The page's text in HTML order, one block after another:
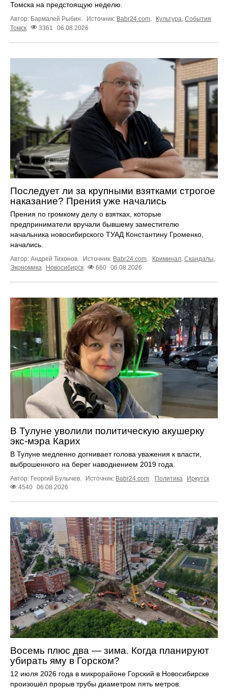
Томска на предстоящую неделю.
Автор: Бармалей Рыбин. Источник: Babr24.com. Культура, События
Томск
3361 06.08.2026
Последует ли за крупными взятками строгое
наказание? Прения уже начались
Прения по громкому делу о взятках, которые
предприниматели вручали бывшему заместителю
начальника новосибирского ТУАД Константину Громенко,
начались.
Автор: Андрей Тихонов. Источник: Babr24.com. Криминал, Скандалы,
Экономика
Новосибирск 660 06.08.2026
В Тулуне уволили политическую акушерку
экс-мэра Карих
В Тулуне медленно догнивает голова уважения к власти,
выброшенного на берег наводнением 2019 года.
Автор: Георгий Булычев. Источник: Babr24.com. Политика
Иркутск
4540 06.08.2026
Восемь плюс два — зима. Когда планируют
убирать яму в Горском?
12 июля 2026 года в микрорайоне Горский в Новосибирске
произошёл прорыв трубы диаметром пять метров.